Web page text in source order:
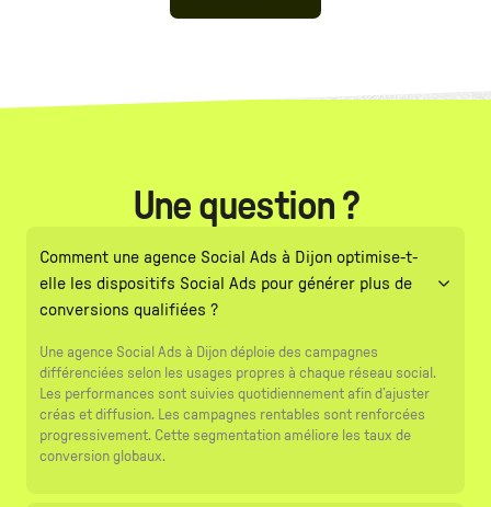
Une question ?
Comment une agence Social Ads à Dijon optimise-t-
elle les dispositifs Social Ads pour générer plus de
conversions qualifiées ?
Une agence Social Ads à Dijon déploie des campagnes
différenciées selon les usages propres à chaque réseau social.
Les performances sont suivies quotidiennement afin d’ajuster
créas et diffusion. Les campagnes rentables sont renforcées
progressivement. Cette segmentation améliore les taux de
conversion globaux.